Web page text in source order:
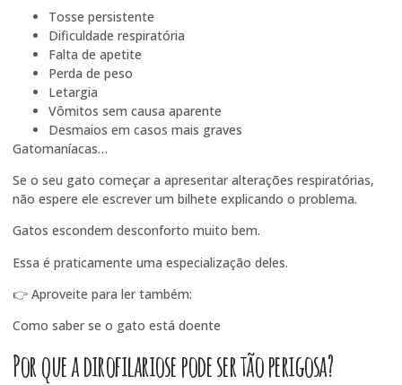
Tosse persistente
Dificuldade respiratória
Falta de apetite
Perda de peso
Letargia
Vômitos sem causa aparente
Desmaios em casos mais graves
Gatomaníacas…
Se o seu gato começar a apresentar alterações respiratórias,
não espere ele escrever um bilhete explicando o problema.
Gatos escondem desconforto muito bem.
Essa é praticamente uma especialização deles.
👉 Aproveite para ler também:
Como saber se o gato está doente
Por que a dirofilariose pode ser tão perigosa?